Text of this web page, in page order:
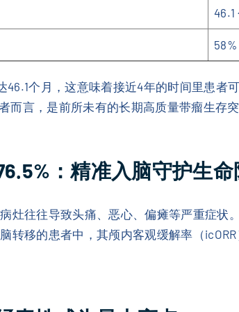
46.1
58%
46.1个月，这意味着接近4年的时间里患
而言，是前所未有的长期高质量带瘤生存突
：精准入脑守护生命
灶往往导致头痛、恶心、偏瘫等严重症状
转移的患者中，其颅内客观缓解率（